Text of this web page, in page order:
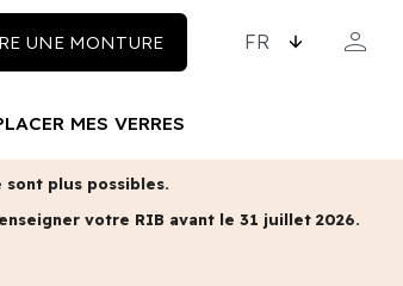
UNE MONTURE person
MES VERRES
sont plus possibles.
votre RIB avant le 31 juillet 2026.